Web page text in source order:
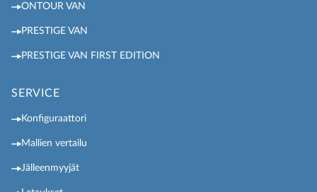
ONTOUR VAN
PRESTIGE VAN
PRESTIGE VAN FIRST EDITION
SERVICE
Konfiguraattori
Mallien vertailu
Jälleenmyyjät